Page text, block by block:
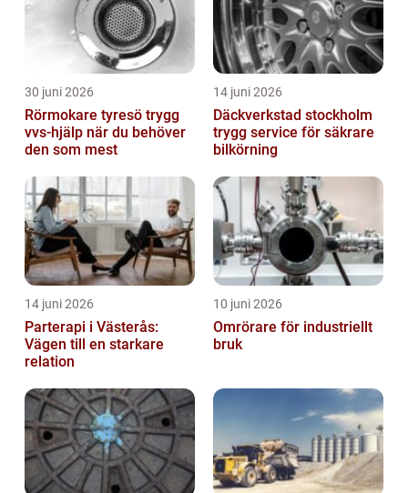
30 juni 2026
Rörmokare tyresö trygg
vvs-hjälp när du behöver
den som mest
14 juni 2026
Däckverkstad stockholm
trygg service för säkrare
bilkörning
14 juni 2026
Parterapi i Västerås:
Vägen till en starkare
relation
10 juni 2026
Omrörare för industriellt
bruk